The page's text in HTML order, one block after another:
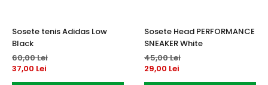
Sosete tenis Adidas Low
Black
60,00 Lei
37,00 Lei
Sosete Head PERFORMANCE
SNEAKER White
45,00 Lei
29,00 Lei